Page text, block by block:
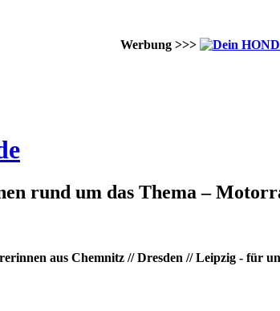
Werbung >>>
rund um das Thema –
aus Chemnitz // Dresden // Leipzig - für